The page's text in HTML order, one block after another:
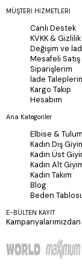
MÜŞTERİ HİZMETLERİ
Canlı Destek
KVKK &
Değişim ve
Mesafeli
Siparişlerim
İade
Kargo Takip
Hesabım
Ana Kategoriler
Elbise & Tulum
Kadın Dış
Kadın Üst
Kadın Alt
Kadın Takım
Blog
Beden
E-BÜLTEN KAYIT